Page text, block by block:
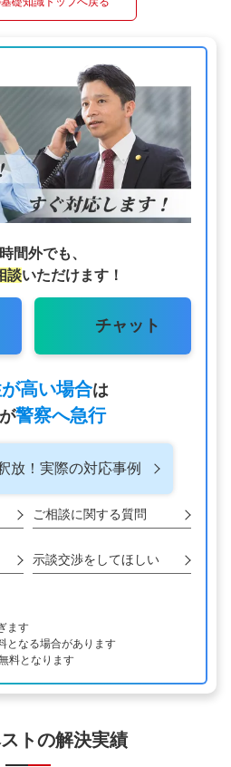
間外でも、
談いただけます！
チャット
高い場合は
警察へ急行
放！ 実際の対応事例
ご相談に関する質問
示談交渉をしてほしい
ます
となる場合があります
料となります
トの解決実績